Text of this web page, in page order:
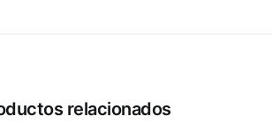
relacionados